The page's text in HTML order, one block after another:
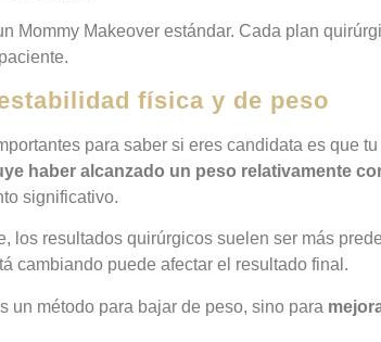
Mommy Makeover estándar. Cada plan
física y de peso
para saber si eres candidata es que
haber alcanzado un peso relativamente
significativo.
los resultados quirúrgicos suelen ser más
cambiando puede afectar el resultado final.
un método para bajar de peso, sino para